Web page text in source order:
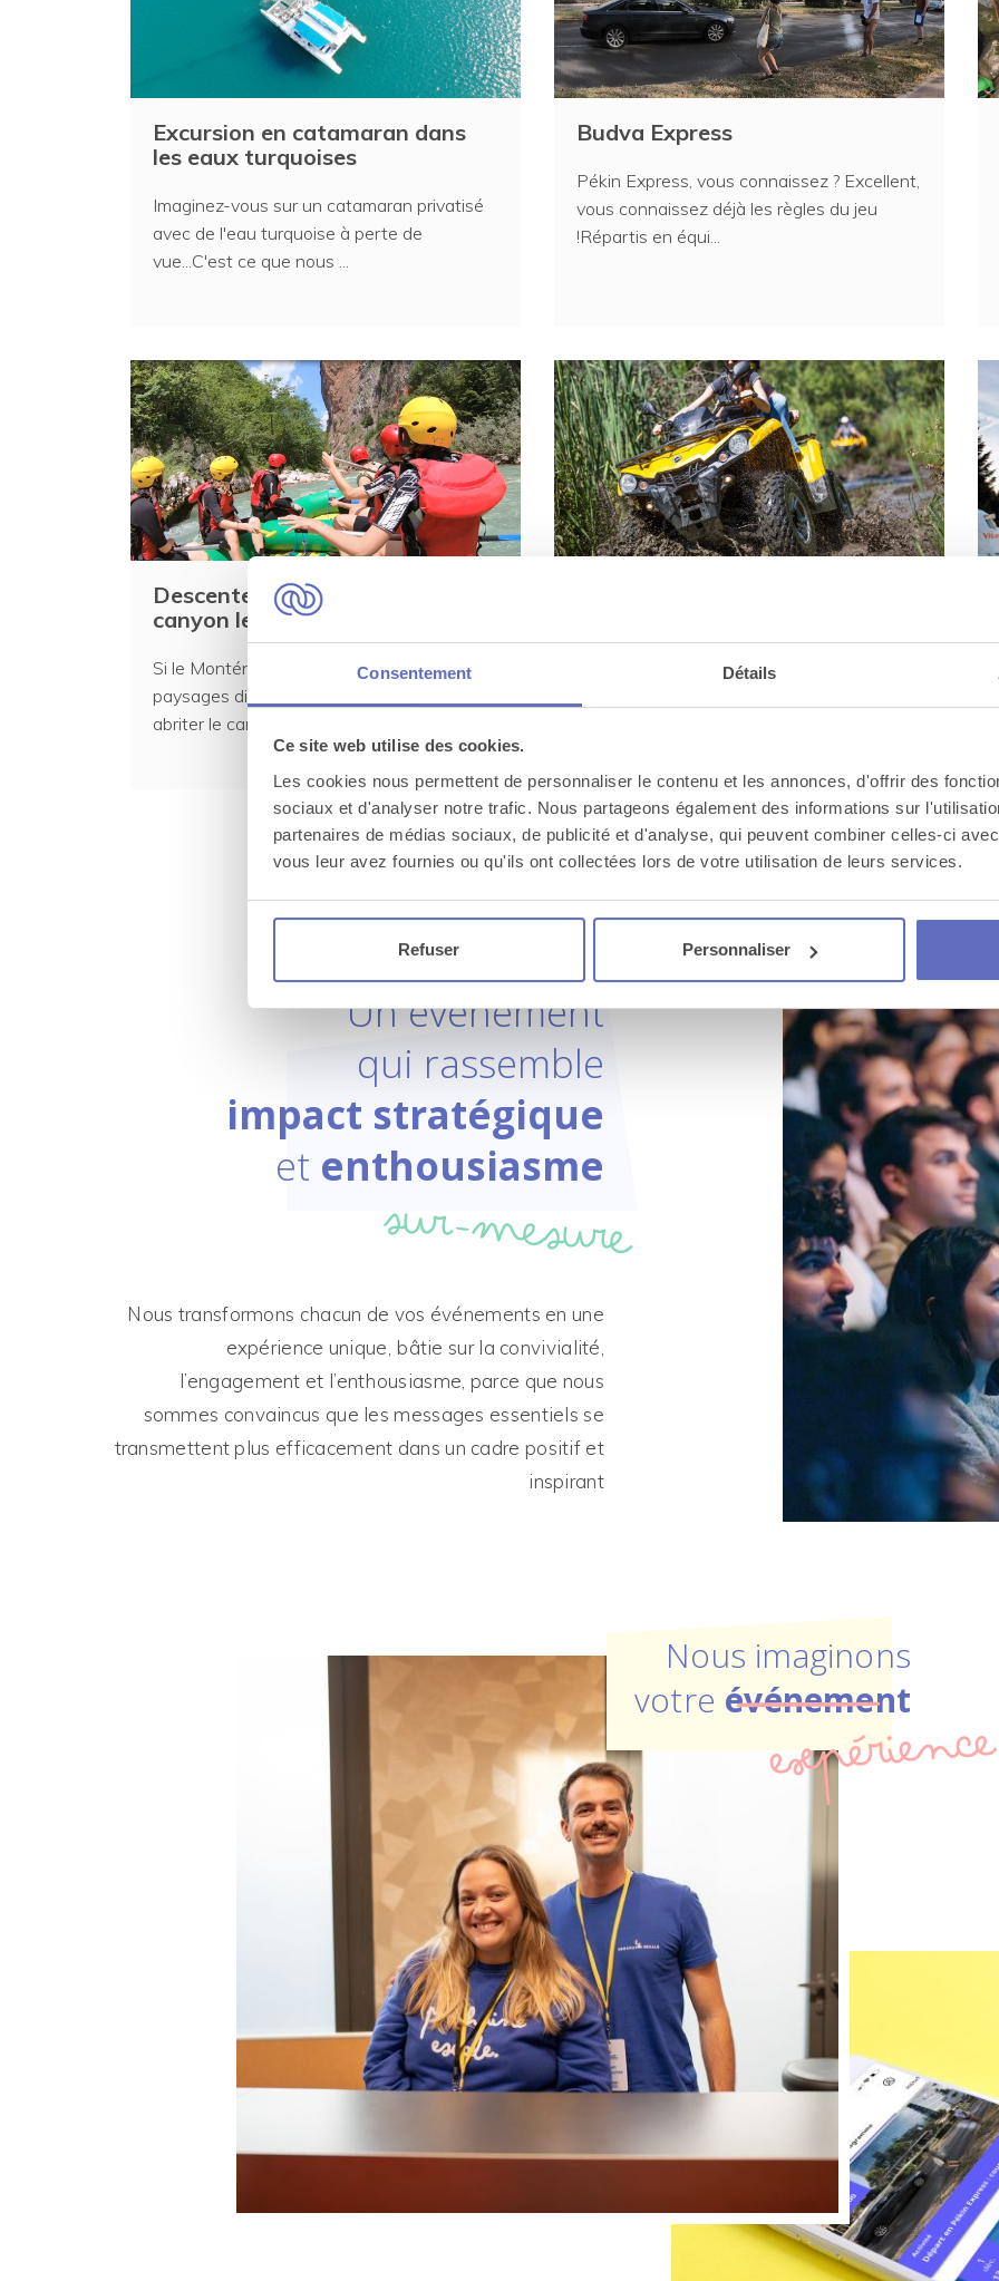
Consentement Détails
Ce site web utilise des cookies.
Les cookies nous permettent de personnaliser le contenu et les annonces, d'offrir des
sociaux et d'analyser notre trafic. Nous partageons également des informations sur
partenaires de médias sociaux, de publicité et d'analyse, qui peuvent combiner celles-ci
vous leur avez fournies ou qu'ils ont collectées lors de votre utilisation de leurs services.
Refuser Personnaliser
Excursion en catamaran dans
les eaux turquoises
Imaginez-vous sur un catamaran privatisé
avec de l'eau turquoise à perte de
vue...C'est ce que nous ...
Budva Express
Pékin Express, vous connaissez ? Excellent,
vous connaissez déjà les règles du jeu
!Répartis en équi...
Descente en rafting dans le
canyon le plus profond d'Europe
Si le Monténégro est connu pour ses
paysages divers et variés, il l'est aussi pour
abriter le canyon...
Dans le parc national de Lovcen, où se
trouve très justement le mont Lovcen, on
propose à vos équipe...
Monténégro
Un événement
qui rassemble
impact stratégique
et enthousiasme
sur-mesure
Nous transformons chacun de vos événements en une
expérience unique, bâtie sur la convivialité,
l’engagement et l’enthousiasme, parce que nous
sommes convaincus que les messages essentiels se
transmettent plus efficacement dans un cadre positif et
inspirant
Nous imaginons
votre événement
expérience